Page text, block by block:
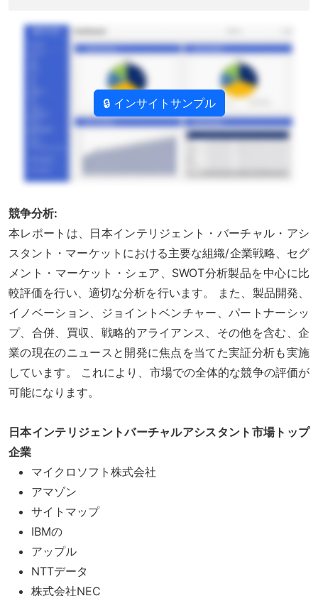
🔒 インサイトサンプル
競争分析:
本レポートは、日本インテリジェント・バーチャル・アシ
スタント・マーケットにおける主要な組織/企業戦略、セグ
メント・マーケット・シェア、SWOT分析製品を中心に比
較評価を行い、適切な分析を行います。 また、製品開発、
イノベーション、ジョイントベンチャー、パートナーシッ
プ、合併、買収、戦略的アライアンス、その他を含む、企
業の現在のニュースと開発に焦点を当てた実証分析も実施
しています。 これにより、市場での全体的な競争の評価が
可能になります。
日本インテリジェントバーチャルアシスタント市場トップ
企業
マイクロソフト株式会社
アマゾン
サイトマップ
IBMの
アップル
NTTデータ
株式会社NEC